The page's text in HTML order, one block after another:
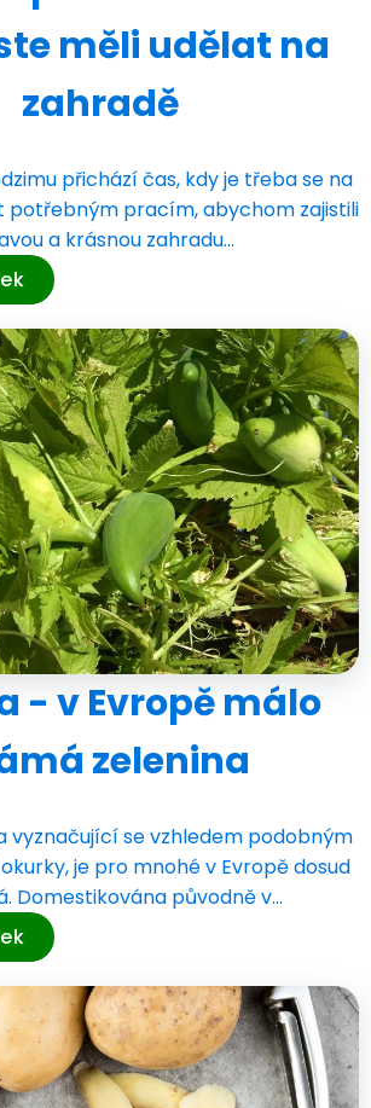
měli udělat na
zahradě
přichází čas, kdy je třeba se na
potřebným pracím, abychom zajistili
a krásnou zahradu…
- v Evropě málo
zelenina
vyznačující se vzhledem podobným
je pro mnohé v Evropě dosud
Domestikována původně v…